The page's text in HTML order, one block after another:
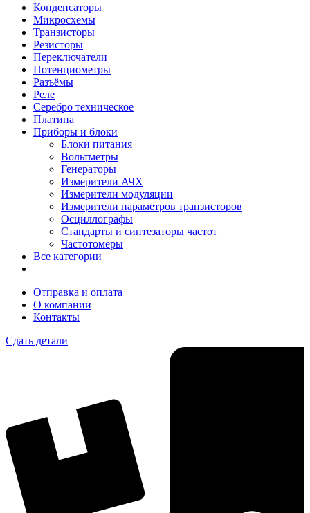
Конденсаторы
Микросхемы
Транзисторы
Резисторы
Переключатели
Потенциометры
Разъёмы
Реле
Серебро техническое
Платина
Приборы и блоки
Блоки питания
Вольтметры
Генераторы
Измерители АЧХ
Измерители модуляции
Измерители параметров транзисторов
Осциллографы
Стандарты и синтезаторы частот
Частотомеры
Все категории
Отправка и оплата
О компании
Контакты
Сдать детали